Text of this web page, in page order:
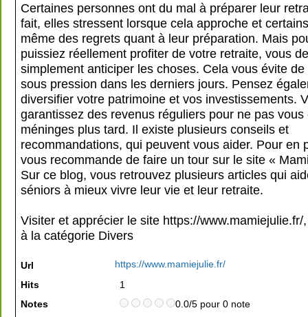
Certaines personnes ont du mal à préparer leur
fait, elles stressent lorsque cela approche et
même des regrets quant à leur préparation. Mais
puissiez réellement profiter de votre retraite, vous
simplement anticiper les choses. Cela vous évite
sous pression dans les derniers jours. Pensez
diversifier votre patrimoine et vos investissements.
garantissez des revenus réguliers pour ne pas vous
méninges plus tard. Il existe plusieurs conseils et
recommandations, qui peuvent vous aider. Pour en
vous recommande de faire un tour sur le site «
Sur ce blog, vous retrouvez plusieurs articles qui
séniors à mieux vivre leur vie et leur retraite.
Visiter et apprécier le site https://www.mamiejulie.fr/
à la catégorie Divers
Url
https://www.mamiejulie.fr/
Hits
1
Notes
0.0/5 pour 0 note